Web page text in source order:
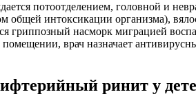
потоотделением, головной и
интоксикации организма),
гриппозный насморк миграцией
врач назначает
ринит у